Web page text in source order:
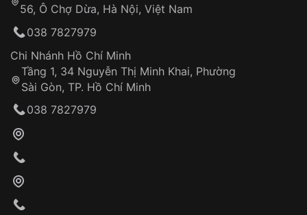
Khách hàng kiểm tra và thanh toán trực tiếp
Đảm bảo quyền lợi khách hàng
Đồng hành cùng khách hàng trong suốt quá
trình sử dụng
56, Ô Chợ Dừa, Hà Nội, Việt Nam
038 7827979
Chi Nhánh Hồ Chí Minh
Tầng 1, 34 Nguyễn Thị Minh Khai, Phường
Sài Gòn, TP. Hồ Chí Minh
038 7827979